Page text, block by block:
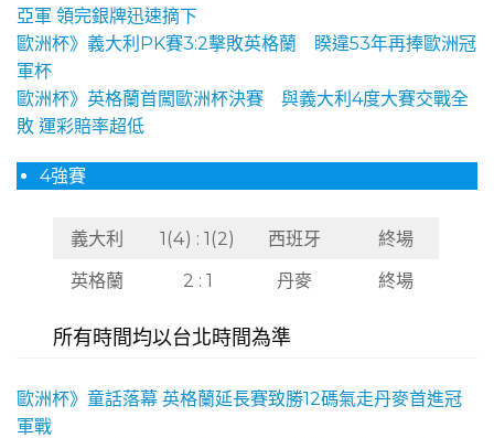
亞軍 領完銀牌迅速摘下
歐洲杯》義大利PK賽3:2擊敗英格蘭 睽違53年再捧歐洲冠
軍杯
歐洲杯》英格蘭首闖歐洲杯決賽 與義大利4度大賽交戰全
敗 運彩賠率超低
4強賽
義大利 1(4) : 1(2) 西班牙
終場
英格蘭
2 : 1 丹麥 終場
所有時間均以台北時間為準
歐洲杯》童話落幕 英格蘭延長賽致勝12碼氣走丹麥首進冠
軍戰